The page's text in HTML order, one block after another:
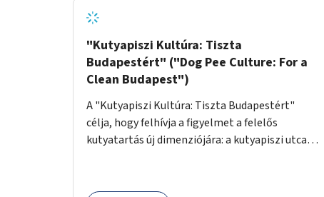
"Kutyapiszi Kultúra: Tiszta
Budapestért" ("Dog Pee Culture: For a
Clean Budapest")
A "Kutyapiszi Kultúra: Tiszta Budapestért"
célja, hogy felhívja a figyelmet a felelős
kutyatartás új dimenziójára: a kutyapiszi utcai
hogy séta közben, amikor kedvencük a járdára